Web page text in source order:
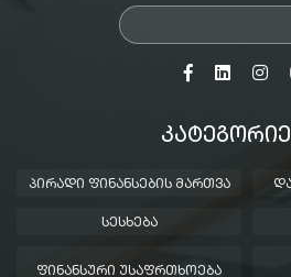
ᲞᲘᲠᲐᲓᲘ ᲤᲘᲜᲐᲜᲡᲔᲑᲘᲡ ᲛᲐᲠᲗᲕᲐ
ᲡᲔᲡᲮᲔᲑᲐ
ᲤᲘᲜᲐᲜᲡᲣᲠᲘ ᲣᲡᲐᲤᲠᲗᲮᲝᲔᲑᲐ